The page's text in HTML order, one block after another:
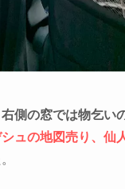
右側の窓では物乞い
ュの地図売り、